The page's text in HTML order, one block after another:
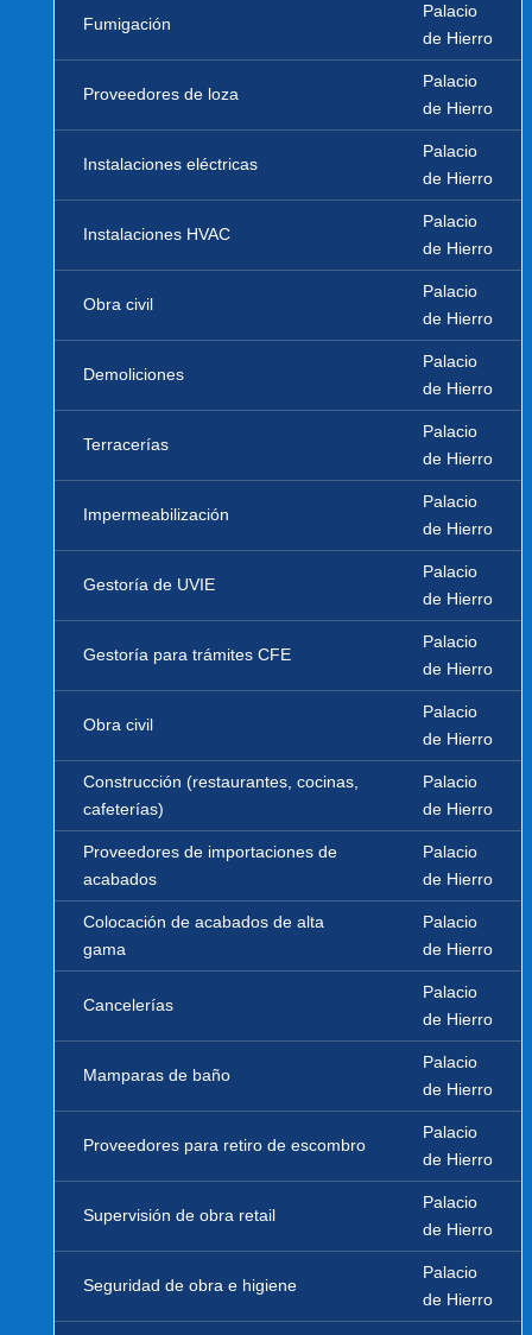
Fumigación
Palacio
de Hierro
Proveedores de loza
Palacio
de Hierro
Instalaciones eléctricas
Palacio
de Hierro
Instalaciones HVAC
Palacio
de Hierro
Obra civil
Palacio
de Hierro
Demoliciones
Palacio
de Hierro
Terracerías
Palacio
de Hierro
Impermeabilización
Palacio
de Hierro
Gestoría de UVIE
Palacio
de Hierro
Gestoría para trámites CFE
Palacio
de Hierro
Obra civil
Palacio
de Hierro
Construcción (restaurantes, cocinas,
cafeterías)
Palacio
de Hierro
Proveedores de importaciones de
acabados
Palacio
de Hierro
Colocación de acabados de alta
gama
Palacio
de Hierro
Cancelerías
Palacio
de Hierro
Mamparas de baño
Palacio
de Hierro
Proveedores para retiro de escombro
Palacio
de Hierro
Supervisión de obra retail
Palacio
de Hierro
Seguridad de obra e higiene
Palacio
de Hierro